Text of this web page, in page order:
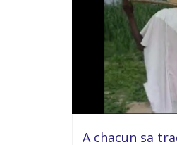
A chacun sa